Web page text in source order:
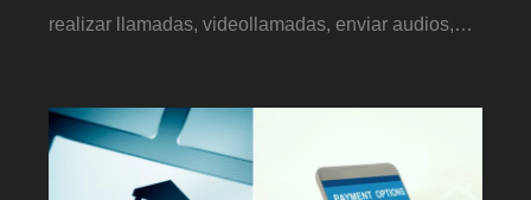
realizar llamadas, videollamadas, enviar audios,…